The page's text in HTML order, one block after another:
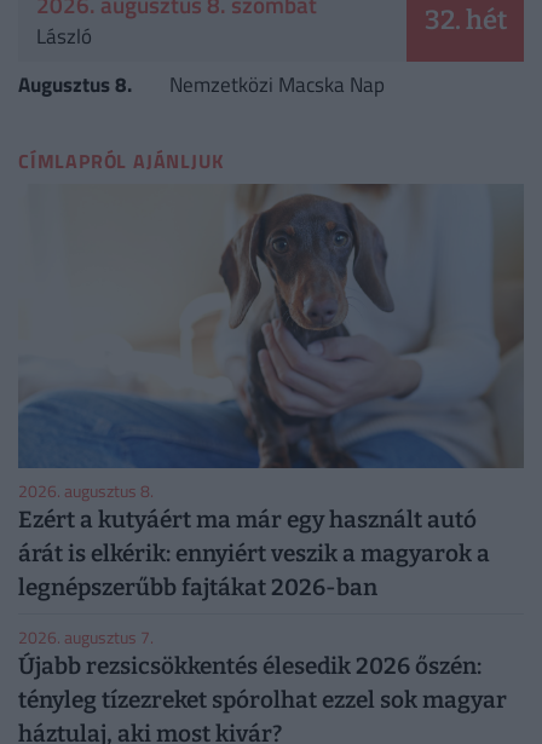
László 32. hét
Augusztus 8. Nemzetközi Macska Nap
CÍMLAPRÓL AJÁNLJUK
2026. augusztus 8.
Ezért a kutyáért ma már egy használt autó
árát is elkérik: ennyiért veszik a magyarok a
legnépszerűbb fajtákat 2026-ban
2026. augusztus 7.
Újabb rezsicsökkentés élesedik 2026 őszén:
tényleg tízezreket spórolhat ezzel sok magyar
háztulaj, aki most kivár?